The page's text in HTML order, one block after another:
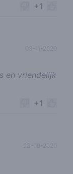
+1
03-11-2020
en vriendelijk
+1
23-09-2020